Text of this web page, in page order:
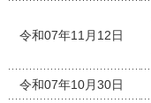
令和07年11月12日
令和07年10月30日